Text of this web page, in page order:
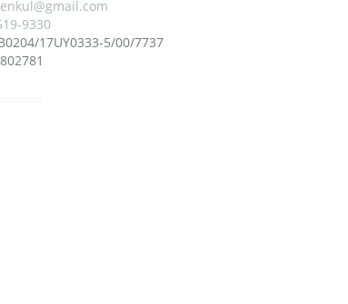
9330
17UY0333-5/00/7737